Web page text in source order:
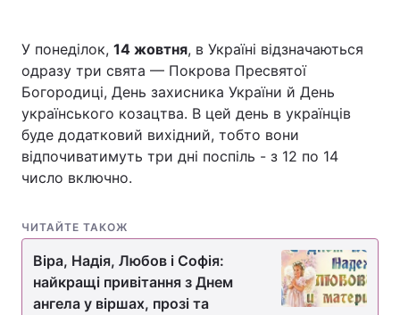
Головна Війна
Політика
Економіка Світ
Зброя Інциденти
У понеділок, 14 жовтня, в Україні відзначаються
одразу три свята — Покрова Пресвятої
Богородиці, День захисника України й День
українського козацтва. В цей день в українців
буде додатковий вихідний, тобто вони
відпочиватимуть три дні поспіль - з 12 по 14
число включно.
ЧИТАЙТЕ ТАКОЖ
Віра, Надія, Любов і Софія:
найкращі привітання з Днем
ангела у віршах, прозі та